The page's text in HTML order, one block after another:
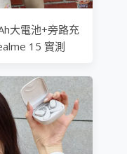
大電池+旁路充
15 實測